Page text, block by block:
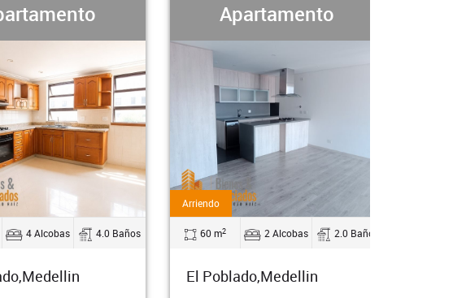
4.0 Baños
Apartamento
Arriendo
60 m2 2 Alcobas 2.0 Baños
El Poblado,Medellin
60 m2